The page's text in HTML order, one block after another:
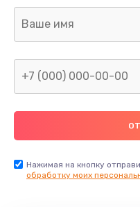
Ремонт
Нажимая на кнопку
обработку моих